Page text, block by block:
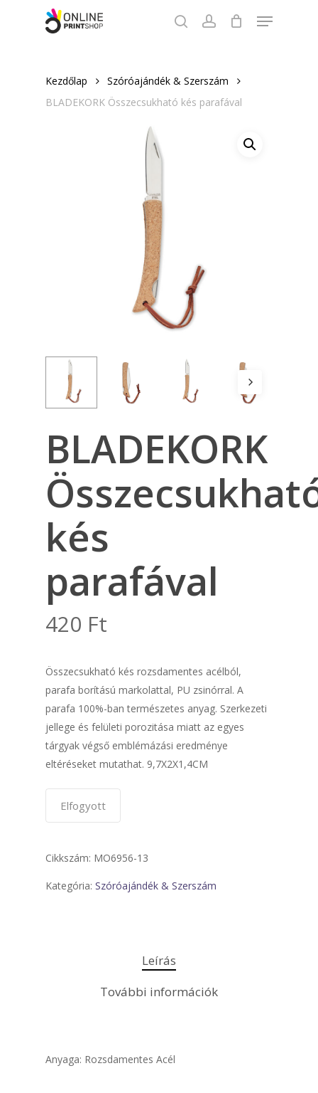
searchaccount
Menu
Kezdőlap
Szóróajándék & Szerszám
BLADEKORK Összecsukható kés parafával
BLADEKORK
kés
parafával
420 Ft
Összecsukható kés rozsdamentes acélból,
parafa borítású markolattal, PU zsinórral. A
parafa 100%-ban természetes anyag. Szerkezeti
jellege és felületi porozitása miatt az egyes
tárgyak végső emblémázási eredménye
eltéréseket mutathat. 9,7X2X1,4CM
Elfogyott
Cikkszám: MO6956-13
Kategória: Szóróajándék & Szerszám
Leírás
További információk
Anyaga: Rozsdamentes Acél